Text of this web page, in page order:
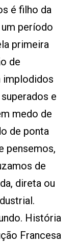
é filho da
período
primeira
de
implodidos
e
medo de
de ponta
pensemos,
de
direta ou
História
Francesa